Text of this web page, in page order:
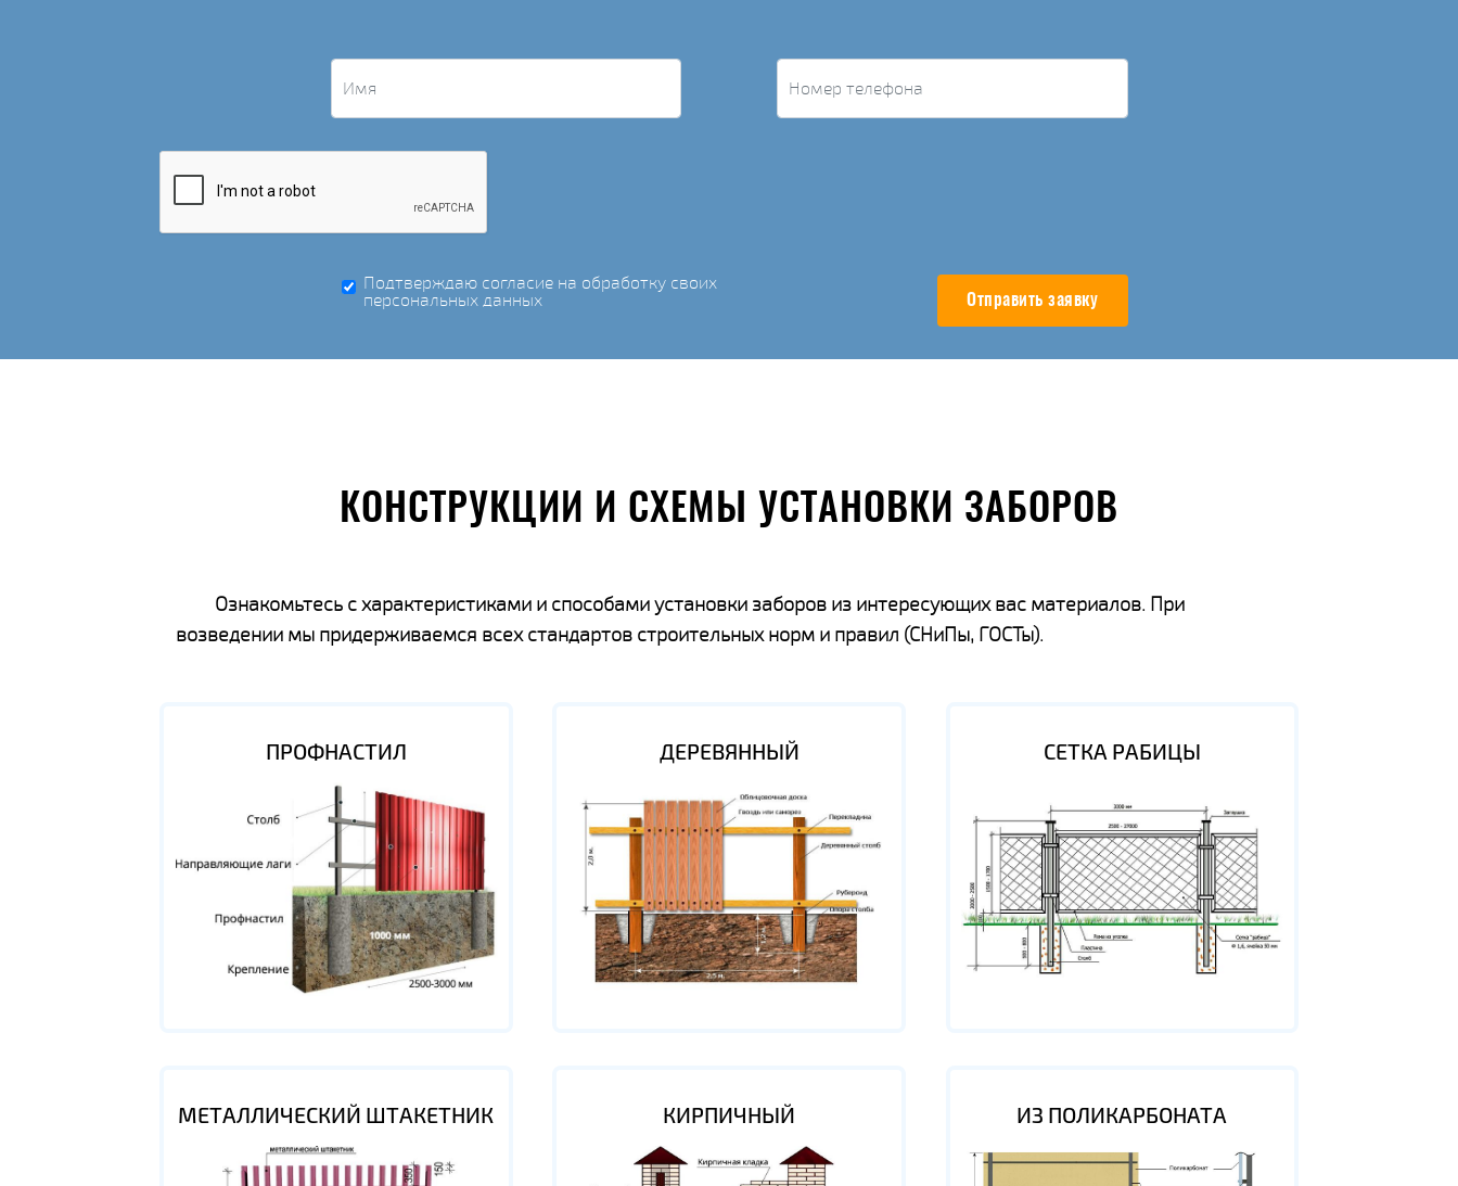
Подтверждаю согласие на обработку своих
персональных данных Отправить заявку
КОНСТРУКЦИИ И СХЕМЫ УСТАНОВКИ ЗАБОРОВ
Ознакомьтесь с характеристиками и способами установки заборов из интересующих вас материалов. При
возведении мы придерживаемся всех стандартов строительных норм и правил (СНиПы, ГОСТы).
ПРОФНАСТИЛ ДЕРЕВЯННЫЙ СЕТКА РАБИЦЫ
МЕТАЛЛИЧЕСКИЙ ШТАКЕТНИК КИРПИЧНЫЙ ИЗ ПОЛИКАРБОНАТА